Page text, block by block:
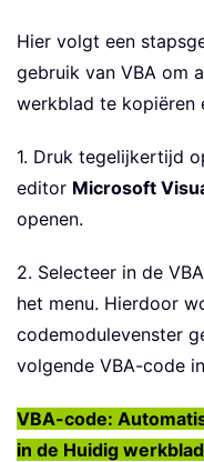
Hier volgt een
gebruik van VBA om
werkblad te kopiëren
1. Druk tegelijkertijd
editor Microsoft
openen.
2. Selecteer in de
het menu. Hierdoor
codemodulevenster
volgende VBA-code
VBA-code:
in de Huidig werkblad